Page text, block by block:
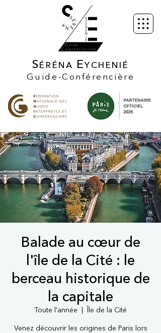
SÉRÉNA EYCHENIÉ
Guide-Conférencière
Balade au cœur de
l'île de la Cité : le
berceau historique de
la capitale
Toute l'année
  |
Île de la Cité
Venez découvrir les origines de Paris lors